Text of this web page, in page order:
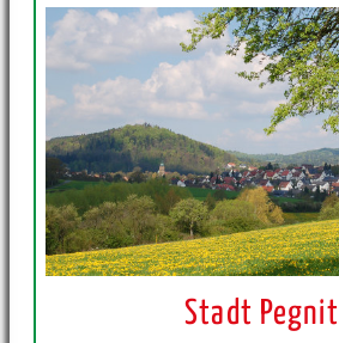
Stadt